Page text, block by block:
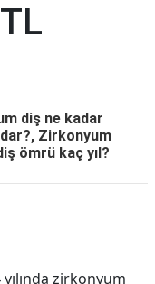
diş ne kadar
Zirkonyum
ömrü kaç yıl?
zirkonyum